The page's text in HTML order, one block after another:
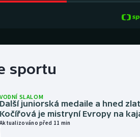
sportu
VODNÍ SLALOM
Další juniorská medaile a hned
Kočířová je mistryní Evropy na
Aktualizováno před 11 min